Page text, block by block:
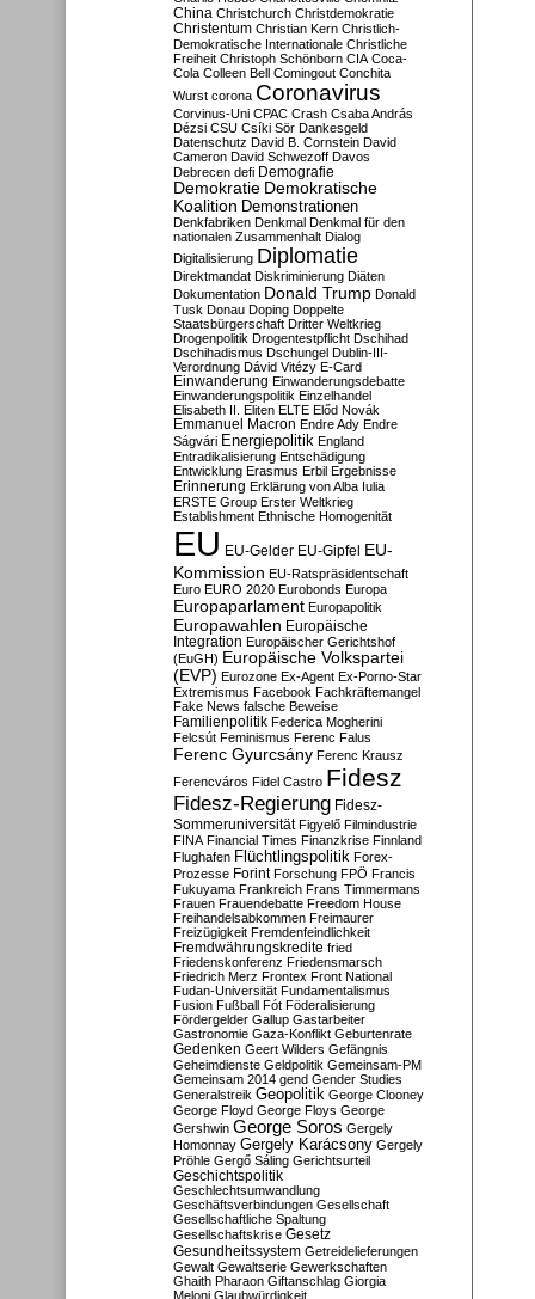
China Christchurch Christdemokratie
Christentum Christian Kern Christlich-
Demokratische Internationale Christliche
Freiheit Christoph Schönborn CIA Coca-
Cola Colleen Bell Comingout Conchita
Wurst corona Coronavirus
Corvinus-Uni CPAC Crash Csaba András
Dézsi CSU Csíki Sör Dankesgeld
Datenschutz David B. Cornstein David
Cameron David Schwezoff Davos
Debrecen defi Demografie
Demokratie Demokratische
Koalition Demonstrationen
Denkfabriken Denkmal Denkmal für den
nationalen Zusammenhalt Dialog
Digitalisierung Diplomatie
Direktmandat Diskriminierung Diäten
Dokumentation Donald Trump Donald
Tusk Donau Doping Doppelte
Staatsbürgerschaft Dritter Weltkrieg
Drogenpolitik Drogentestpflicht Dschihad
Dschihadismus Dschungel Dublin-III-
Verordnung Dávid Vitézy E-Card
Einwanderung Einwanderungsdebatte
Einwanderungspolitik Einzelhandel
Elisabeth II. Eliten ELTE Előd Novák
Emmanuel Macron Endre Ady Endre
Ságvári Energiepolitik England
Entradikalisierung Entschädigung
Entwicklung Erasmus Erbil Ergebnisse
Erinnerung Erklärung von Alba Iulia
ERSTE Group Erster Weltkrieg
Establishment Ethnische Homogenität
EU EU-Gelder EU-Gipfel EU-
Kommission EU-Ratspräsidentschaft
Euro EURO 2020 Eurobonds Europa
Europaparlament Europapolitik
Europawahlen Europäische
Integration Europäischer Gerichtshof
(EuGH) Europäische Volkspartei
(EVP) Eurozone Ex-Agent Ex-Porno-Star
Extremismus Facebook Fachkräftemangel
Fake News falsche Beweise
Familienpolitik Federica Mogherini
Felcsút Feminismus Ferenc Falus
Ferenc Gyurcsány Ferenc Krausz
Ferencváros Fidel Castro Fidesz
Fidesz-Regierung Fidesz-
Sommeruniversität Figyelő Filmindustrie
FINA Financial Times Finanzkrise Finnland
Flughafen Flüchtlingspolitik Forex-
Prozesse Forint Forschung FPÖ Francis
Fukuyama Frankreich Frans Timmermans
Frauen Frauendebatte Freedom House
Freihandelsabkommen Freimaurer
Freizügigkeit Fremdenfeindlichkeit
Fremdwährungskredite fried
Friedenskonferenz Friedensmarsch
Friedrich Merz Frontex Front National
Fudan-Universität Fundamentalismus
Fusion Fußball Fót Föderalisierung
Fördergelder Gallup Gastarbeiter
Gastronomie Gaza-Konflikt Geburtenrate
Gedenken Geert Wilders Gefängnis
Geheimdienste Geldpolitik Gemeinsam-PM
Gemeinsam 2014 gend Gender Studies
Generalstreik Geopolitik George Clooney
George Floyd George Floys George
Gershwin George Soros Gergely
Homonnay Gergely Karácsony Gergely
Pröhle Gergő Sáling Gerichtsurteil
Geschichtspolitik
Geschlechtsumwandlung
Geschäftsverbindungen Gesellschaft
Gesellschaftliche Spaltung
Gesellschaftskrise Gesetz
Gesundheitssystem Getreidelieferungen
Gewalt Gewaltserie Gewerkschaften
Ghaith Pharaon Giftanschlag Giorgia
Meloni Glaubwürdigkeit